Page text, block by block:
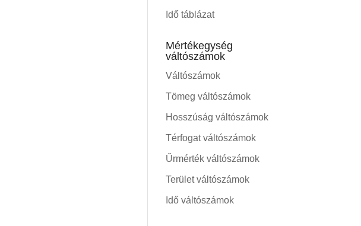
Idő táblázat
Mértékegység
váltószámok
Váltószámok
Tömeg váltószámok
Hosszúság váltószámok
Térfogat váltószámok
Űrmérték váltószámok
Terület váltószámok
Idő váltószámok